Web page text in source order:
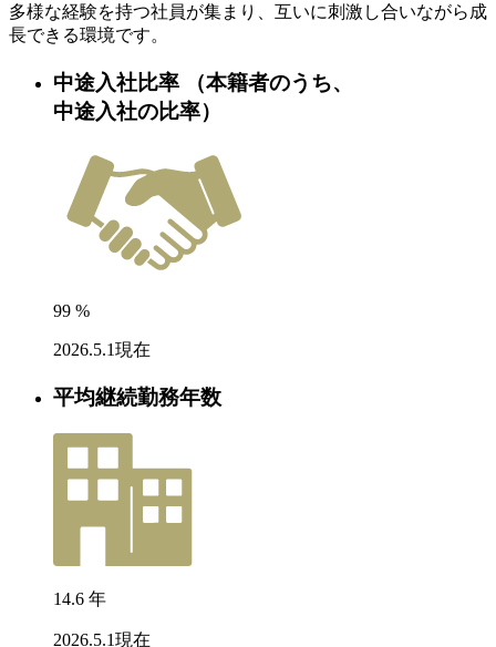
多様な経験を持つ社員が集まり、互いに刺激し合いながら成
長できる環境です。
中途入社比率
（本籍者のうち、
中途入社の比率）
99 %
2026.5.1現在
平均継続勤務年数
14.6 年
2026.5.1現在